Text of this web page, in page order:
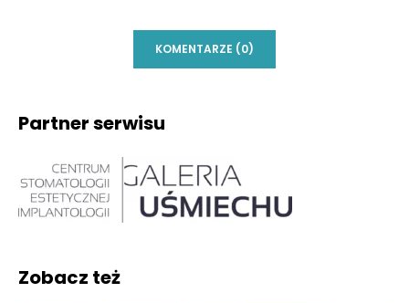
KOMENTARZE (0)
Partner serwisu
Zobacz też